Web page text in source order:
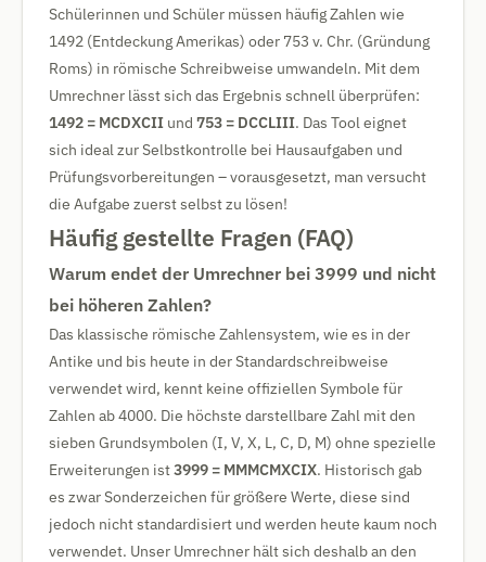
Schülerinnen und Schüler müssen häufig Zahlen wie
1492 (Entdeckung Amerikas) oder 753 v. Chr. (Gründung
Roms) in römische Schreibweise umwandeln. Mit dem
Umrechner lässt sich das Ergebnis schnell überprüfen:
1492 = MCDXCII und 753 = DCCLIII. Das Tool eignet
sich ideal zur Selbstkontrolle bei Hausaufgaben und
Prüfungsvorbereitungen – vorausgesetzt, man versucht
die Aufgabe zuerst selbst zu lösen!
Häufig gestellte Fragen (FAQ)
Warum endet der Umrechner bei 3999 und nicht
bei höheren Zahlen?
Das klassische römische Zahlensystem, wie es in der
Antike und bis heute in der Standardschreibweise
verwendet wird, kennt keine offiziellen Symbole für
Zahlen ab 4000. Die höchste darstellbare Zahl mit den
sieben Grundsymbolen (I, V, X, L, C, D, M) ohne spezielle
Erweiterungen ist3999 = MMMCMXCIX. Historisch gab
es zwar Sonderzeichen für größere Werte, diese sind
jedoch nicht standardisiert und werden heute kaum noch
verwendet. Unser Umrechner hält sich deshalb an den